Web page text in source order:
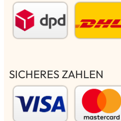
SICHERES ZAHLEN